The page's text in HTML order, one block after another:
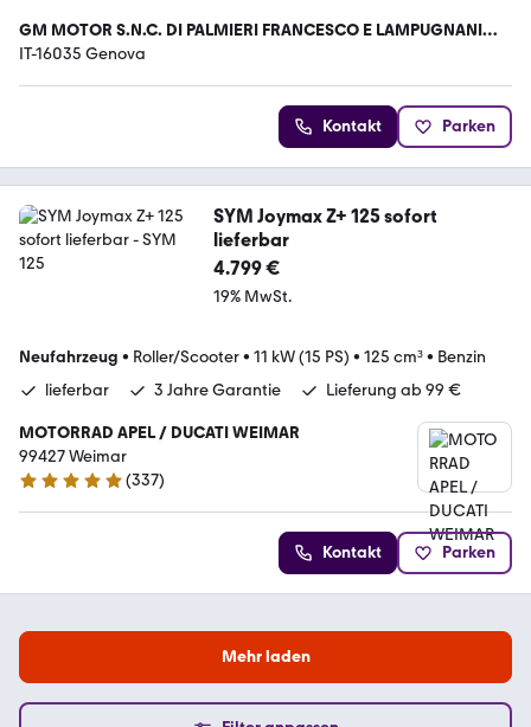
GM MOTOR S.N.C. DI PALMIERI FRANCESCO E LAMPUGNANI
LUCA
IT-16035 Genova
Kontakt Parken
SYM Joymax Z+ 125 sofort
lieferbar
4.799 €
19% MwSt.
Neufahrzeug • Roller/Scooter• 11 kW (15 PS) • 125 cm³• Benzin
lieferbar
3 Jahre Garantie Lieferung ab 99 €
MOTORRAD APEL / DUCATI WEIMAR
99427 Weimar
4.9 Sterne
(337)
Kontakt Parken
Mehr laden